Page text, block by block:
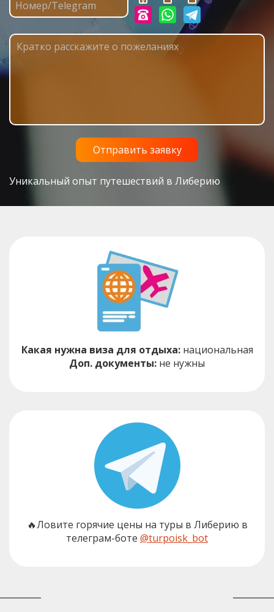
Уникальный опыт путешествий в Либерию
Какая нужна виза для отдыха:национальная
Доп. документы: не нужны
🔥Ловите горячие цены на туры в Либерию в
телеграм-боте @turpoisk_bot